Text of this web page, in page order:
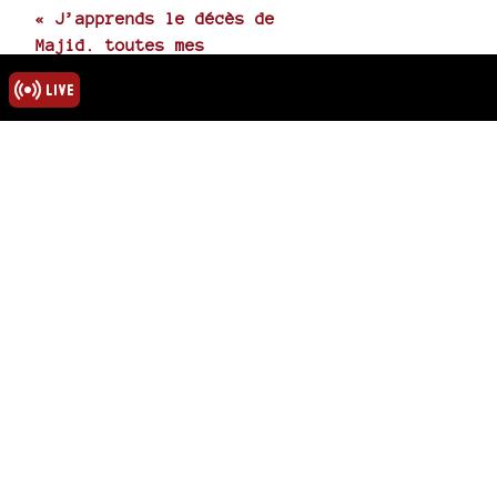
« J’apprends le décès de
Majid. toutes mes
condoléances à tous, sa
femme et (…) »
« Hommage au poète